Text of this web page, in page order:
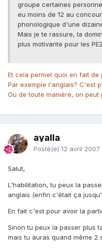
groupe certaines
eu moins de 12 au
phonologique d'une
Mais je te rassure, la
plus motivante pour les
Et cela permet quoi en fait
Par exemple l'anglais? C'est
Ou de toute manière, on
ayalla
Posté(e) 12 avril 2007
Salut,
L'habilitation, tu peux la
anglais (enfin c'était ça
En fait c'est pour avoir la
Sinon tu peux la passer plus
mais tu auras quand même 2